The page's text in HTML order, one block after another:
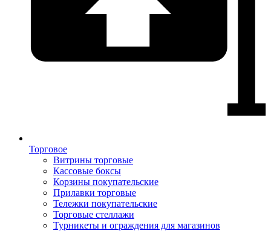
Торговое
Витрины торговые
Кассовые боксы
Корзины покупательские
Прилавки торговые
Тележки покупательские
Торговые стеллажи
Турникеты и ограждения для магазинов